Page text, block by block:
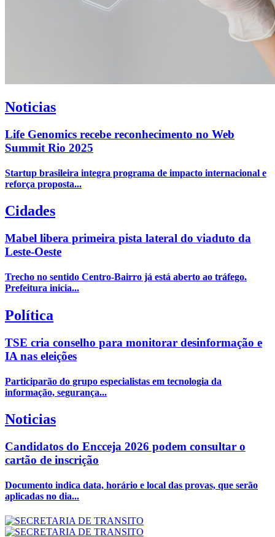
Noticias
Life Genomics recebe reconhecimento no Web
Summit Rio 2025
Startup brasileira integra programa de impacto internacional e
reforça proposta...
Cidades
Mabel libera primeira pista lateral do viaduto da
Leste-Oeste
Trecho no sentido Centro-Bairro já está aberto ao tráfego.
Prefeitura inicia...
Política
TSE cria conselho para monitorar desinformação e
IA nas eleições
Participarão do grupo especialistas em tecnologia da
informação, segurança...
Noticias
Candidatos do Encceja 2026 podem consultar o
cartão de inscrição
Documento indica data, horário e local das provas, que serão
aplicadas no dia...